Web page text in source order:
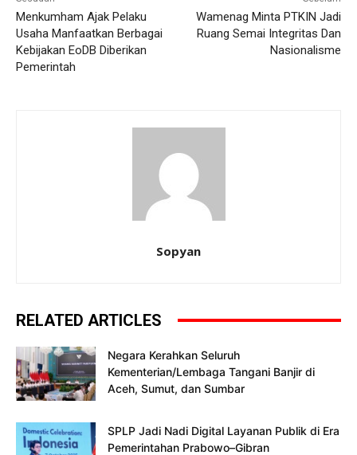
Menkumham Ajak Pelaku
Usaha Manfaatkan Berbagai
Kebijakan EoDB Diberikan
Pemerintah
Wamenag Minta PTKIN Jadi
Ruang Semai Integritas Dan
Nasionalisme
Sopyan
RELATED ARTICLES
Negara Kerahkan Seluruh
Kementerian/Lembaga Tangani Banjir di
Aceh, Sumut, dan Sumbar
SPLP Jadi Nadi Digital Layanan Publik di Era
Pemerintahan Prabowo–Gibran